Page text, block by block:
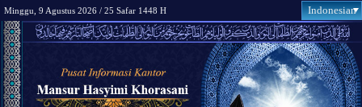
Minggu, 9 Agustus 2026 / 25 Safar 1448 H Indonesian